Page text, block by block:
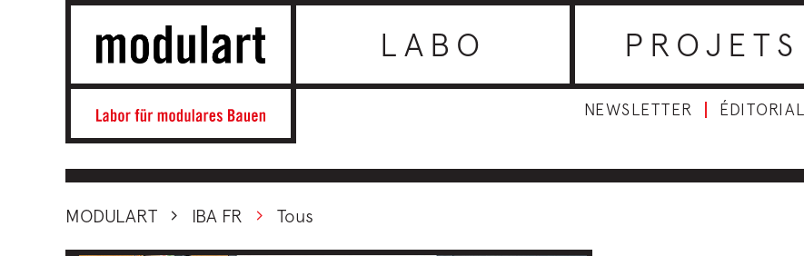
LABO PROJETS
NEWSLETTER ÉDITORIAL
MODULART IBA FR Tous